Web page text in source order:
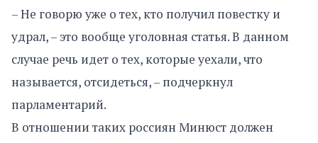
– Не говорю уже о тех, кто получил повестку и
удрал, – это вообще уголовная статья. В данном
случае речь идет о тех, которые уехали, что
называется, отсидеться, – подчеркнул
парламентарий.
В отношении таких россиян Минюст должен